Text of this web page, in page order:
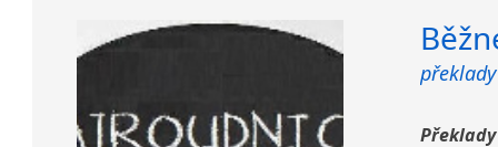
Kladno
Nový Bor
Nový Jičín
Překlady